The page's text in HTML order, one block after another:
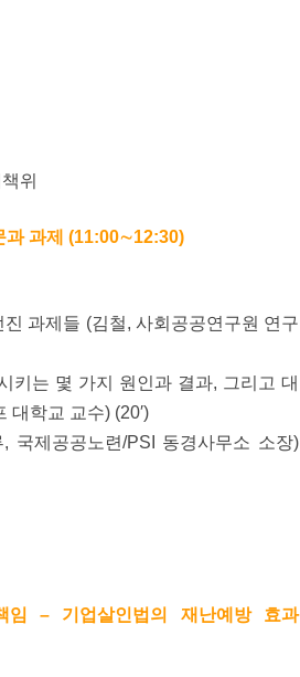
위
과 과제 (11:00∼12:30)
과제들 (김철, 사회공공연구원 연구
키는 몇 가지 원인과 결과, 그리고 대
대학교 교수) (20′)
국제공공노련/PSI 동경사무소 소장)
– 기업살인법의 재난예방 효과